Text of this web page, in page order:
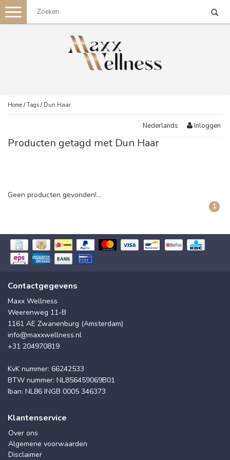
Toggle
navigation
Home /Tags / Dun Haar
Nederlands Inloggen
Producten getagd met Dun Haar
Geen producten gevonden!...
1
Contactgegevens
Maxx Wellness
Weerenweg 11-B
1161 AE Zwanenburg (Amsterdam)
info@maxxwellness.nl
+31 204970819
KvK nummer: 66242533
BTW nummer: NL856459069B01
Iban: NL86 INGB 0005 346373
Klantenservice
Over ons
Algemene voorwaarden
Disclaimer